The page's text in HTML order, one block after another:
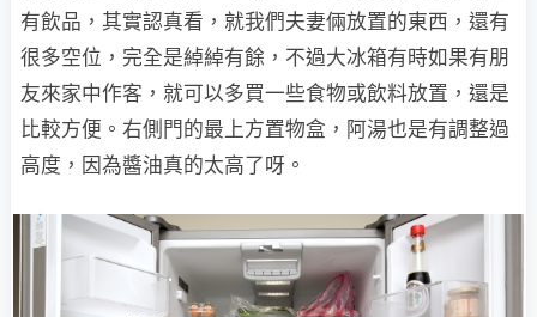
有飲品，其實認真看，就我們夫妻倆放置的東西，還有
很多空位，完全是綽綽有餘，不過大冰箱有時如果有朋
友來家中作客，就可以多買一些食物或飲料放置，還是
比較方便。右側門的最上方置物盒，阿湯也是有調整過
高度，因為醬油真的太高了呀。